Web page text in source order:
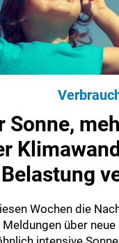
Sonne,
Belastung
Wochen die
Meldungen über